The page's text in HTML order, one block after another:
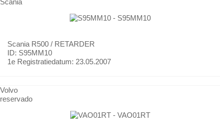
Scania
Scania R500 / RETARDER
ID: S95MM10
1e Registratiedatum: 23.05.2007
Volvo
reservado